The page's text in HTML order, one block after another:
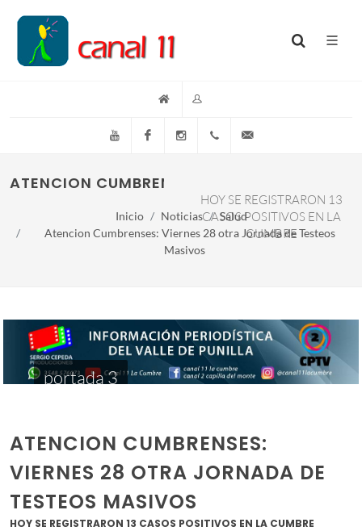
YouTube FacebookInstagram(+54)(9)3548-576073
ATENCION CUMBRENSES: VIERNES 28 OTRA
HOY SE REGISTRARON 13
CASOS POSITIVOS EN LA
CUMBRE
Inicio Noticias
Salud
Atencion Cumbrenses: Viernes 28 otra Jornada de Testeos
Masivos
portada 3
ATENCION CUMBRENSES:
VIERNES 28 OTRA JORNADA DE
TESTEOS MASIVOS
HOY SE REGISTRARON 13 CASOS POSITIVOS EN LA CUMBRE